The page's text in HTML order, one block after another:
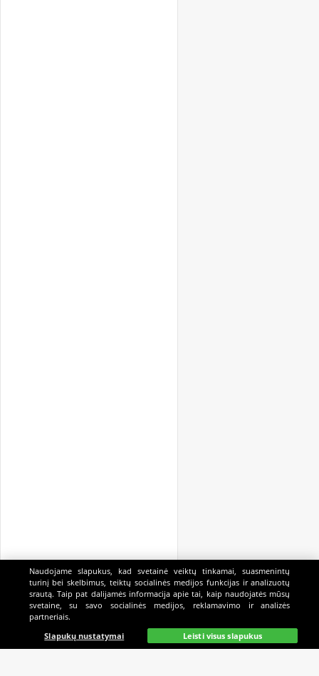
Pagrindinis Gyvai Paieška Mano Kazino
Naudojame slapukus, kad svetainė veiktų tinkamai, suasmenintų
turinį bei skelbimus, teiktų socialinės medijos funkcijas ir analizuotų
srautą. Taip pat dalijamės informacija apie tai, kaip naudojatės mūsų
svetaine, su savo socialinės medijos, reklamavimo ir analizės
partneriais.
Slapukų nustatymai
Leisti visus slapukus